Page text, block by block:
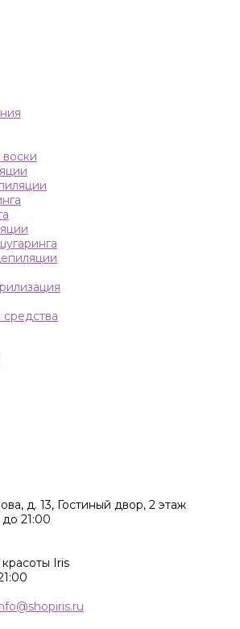
д. 13, Гостиный двор, 2 этаж
21:00
Iris